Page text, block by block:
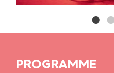
Titre
PROGRAMME